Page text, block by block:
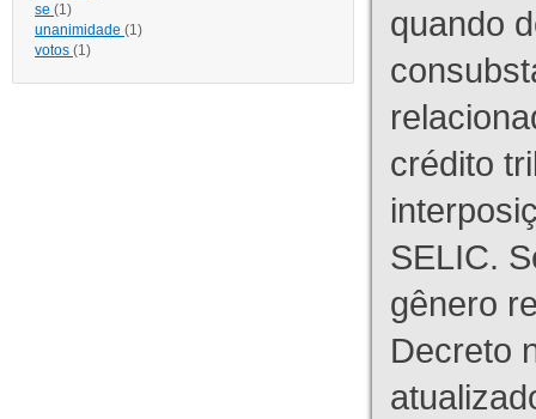
se (1)
unanimidade (1)
votos (1)
quando
crédito
SELIC.
gênero
Decreto